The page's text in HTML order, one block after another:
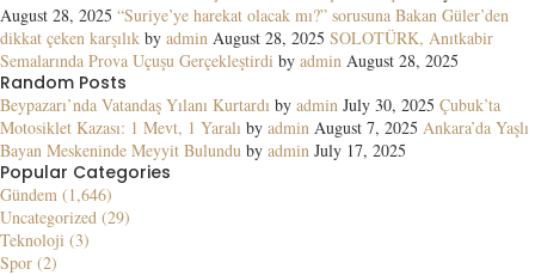
August 28, 2025 “Suriye’ye harekat olacak mı?” sorusuna Bakan Güler’den
dikkat çeken karşılık by admin August 28, 2025 SOLOTÜRK, Anıtkabir
Semalarında Prova Uçuşu Gerçekleştirdi by admin August 28, 2025
Random Posts
Beypazarı’nda Vatandaş Yılanı Kurtardı by admin July 30, 2025 Çubuk’ta
Motosiklet Kazası: 1 Mevt, 1 Yaralı by admin August 7, 2025 Ankara’da Yaşlı
Bayan Meskeninde Meyyit Bulundu by admin July 17, 2025
Popular Categories
Gündem (1,646)
Uncategorized (29)
Teknoloji (3)
Spor (2)